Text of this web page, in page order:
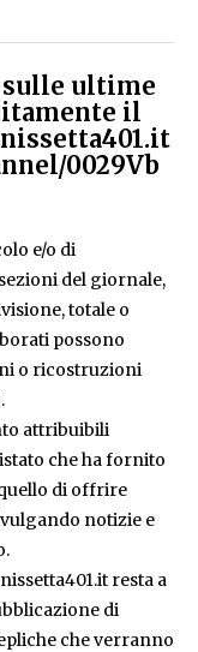
sulle ultime
il
0029Vb
e/o di
del giornale,
totale o
possono
o ricostruzioni
attribuibili
che ha fornito
di offrire
notizie e
resta a
di
che verranno